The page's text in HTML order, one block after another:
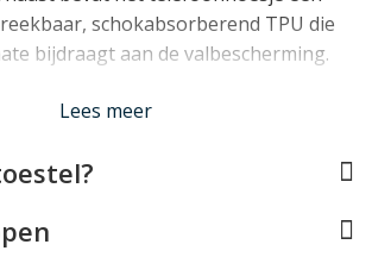
schokabsorberend TPU die
bijdraagt aan de valbescherming.
op Maat
A25 hoesje opvallend slank. Er is
camera van de Galaxy A25, zodat
Lees meer